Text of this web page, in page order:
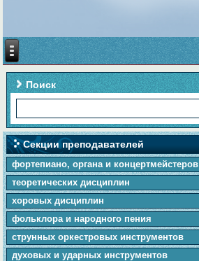
Поиск
Секции преподавателей
фортепиано, органа и концертмейстеров
теоретических дисциплин
хоровых дисциплин
фольклора и народного пения
cтpунныx оркестровых инструментов
духовых и ударных инструментов